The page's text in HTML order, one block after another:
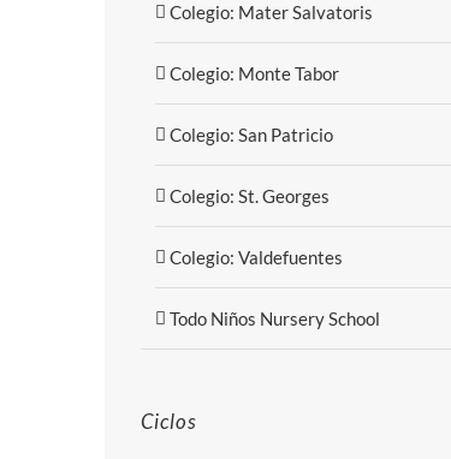
Colegio: Mater Salvatoris
Colegio: Monte Tabor
Colegio: San Patricio
Colegio: St. Georges
Colegio: Valdefuentes
Todo Niños Nursery School
Ciclos